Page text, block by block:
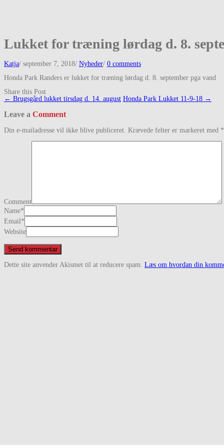
Lukket for træning lørdag d. 8.
Katja/ september 7, 2018/ Nyheder/ 0 comments
Honda Park Randers er lukket for træning lørdag d. 8. september pga vand
Share this Post
Post
← Brugsgård lukket tirsdag d. 14. august Honda Park Lukket 11-9-18 →
Leave a Comment
Din e-mailadresse vil ikke blive publiceret. Krævede felter er markeret med *
Comment
Name*
Email *
Website
Dette site anvender Akismet til at reducere spam. Læs om hvordan din